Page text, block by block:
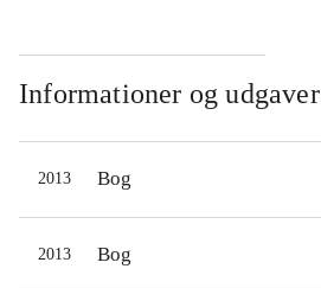
Informationer og udgaver
2013 Bog
2013 Bog